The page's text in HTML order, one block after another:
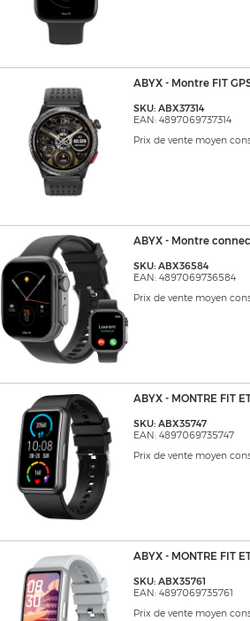
ABYX - Montre FIT
SKU: ABX37314
EAN: 4897069737314
Prix de vente moyen
ABYX - Montre
SKU: ABX36584
EAN: 4897069736584
Prix de vente moyen
ABYX - MONTRE FIT
SKU: ABX35747
EAN: 4897069735747
Prix de vente moyen
ABYX - MONTRE FIT
SKU: ABX35761
EAN: 4897069735761
Prix de vente moyen